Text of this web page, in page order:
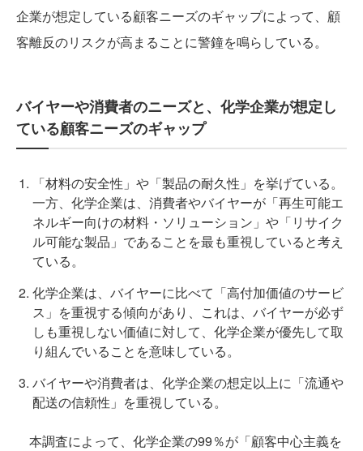
企業が想定している顧客ニーズのギャップによって、顧
客離反のリスクが高まることに警鐘を鳴らしている。
バイヤーや消費者のニーズと、化学企業が想定し
ている顧客ニーズのギャップ
「材料の安全性」や「製品の耐久性」を挙げている。
一方、化学企業は、消費者やバイヤーが「再生可能エ
ネルギー向けの材料・ソリューション」や「リサイク
ル可能な製品」であることを最も重視していると考え
ている。
化学企業は、バイヤーに比べて「高付加価値のサービ
ス」を重視する傾向があり、これは、バイヤーが必ず
しも重視しない価値に対して、化学企業が優先して取
り組んでいることを意味している。
バイヤーや消費者は、化学企業の想定以上に「流通や
配送の信頼性」を重視している。
本調査によって、化学企業の99％が「顧客中心主義を